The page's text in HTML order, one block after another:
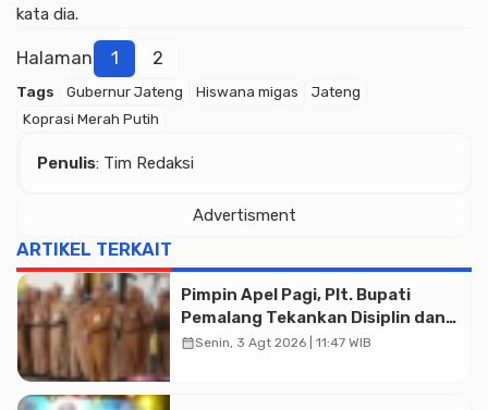
kata dia.
Halaman 1 2
Tags Gubernur Jateng Hiswana migas
Jateng
Koprasi Merah Putih
Penulis: Tim Redaksi
Advertisment
ARTIKEL TERKAIT
Pimpin Apel Pagi, Plt. Bupati
Pemalang Tekankan Disiplin dan
Soliditas ASN untuk Pelayanan
calendar_monthSenin, 3 Agt 2026 | 11:47 WIB